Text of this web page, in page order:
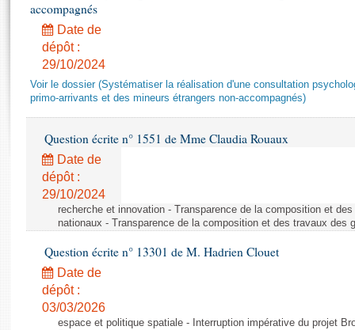
Amendements
Textes adoptés
Rapports d'information
Rapports d'enquête
Rapports législatifs
Rapports sur l'application des lois
Baromètre de l’application des lois
Budget et sécurité sociale
Comptes rendus des débats
Juniors
Anciennes législatures
Liens vers les sites publics
Photos libres de droit
accompagnés
Date de
dépôt :
29/10/2024
Voir le dossier (Systématiser la réalisation d'une consultation
primo-arrivants et des mineurs étrangers non-accompagnés)
Question écrite n° 1551 de Mme Claudia Rouaux
Date de
dépôt :
29/10/2024
recherche et innovation - Transparence de la composition et
nationaux - Transparence de la composition et des travaux des
Question écrite n° 13301 de M. Hadrien Clouet
Date de
dépôt :
03/03/2026
espace et politique spatiale - Interruption impérative du projet